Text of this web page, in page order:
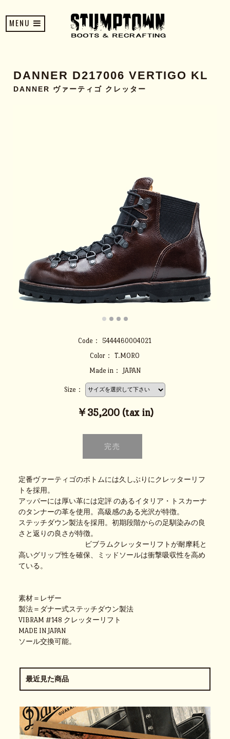
MENU
DANNER D217006 VERTIGO KL
DANNER ヴァーティゴ クレッター
Code：
5444460004021
Color：
T.MORO
Made in：
JAPAN
Size：
￥35,200 (tax in)
定番ヴァーティゴのボトムには久しぶりにクレッターリフ
トを採用。
アッパーには厚い革には定評 のあるイタリア・トスカーナ
のタンナーの革を使用。高級感のある光沢が特徴。
ステッチダウン製法を採用。初期段階からの足馴染みの良
さと返りの良さが特徴。
ビブラムクレッターリフトが耐摩耗と
高いグリップ性を確保、ミッドソールは衝撃吸収性を高め
ている。
素材＝レザー
製法＝ダナー式ステッチダウン製法
VIBRAM #148 クレッターリフト
MADE IN JAPAN
ソール交換可能。
最近見た商品